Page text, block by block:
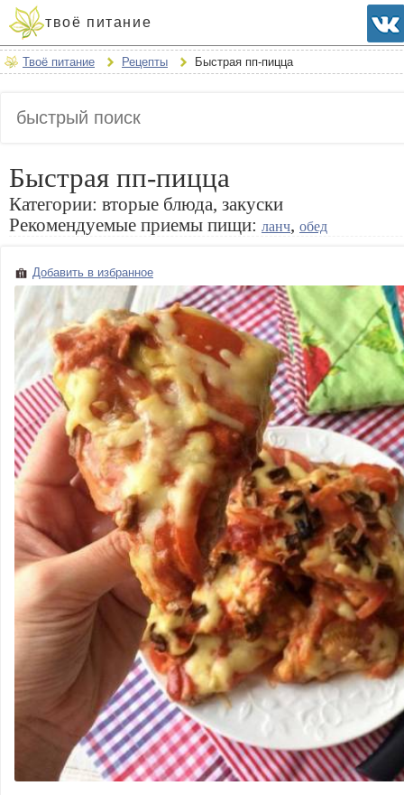
твоё питание
Твоё питание Рецепты Быстрая пп-пицца
Быстрая пп-пицца
Категории: вторые блюда, закуски
Рекомендуемые приемы пищи: ланч, обед
Добавить в избранное